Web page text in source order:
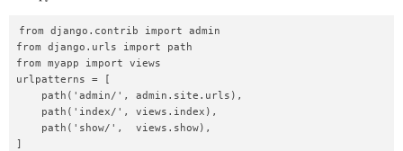
from django.contrib import admin
from django.urls import path
from myapp import views
urlpatterns = [
]